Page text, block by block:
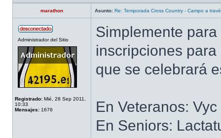
marathon Asunto: Re: Temporada Cross Country - Campo a
Administrador del Sitio
Registrado: Mié, 28 Sep 2011,
10:33
Mensajes: 1676
Simplemente
inscripciones
que se celebrará
En Veteranos:
En Seniors: